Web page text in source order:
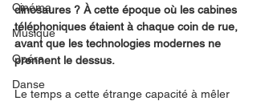
Cinéma
Musique
Opéra
Danse
dinosaures ? À cette époque où les cabines
téléphoniques étaient à chaque coin de rue,
avant que les technologies modernes ne
prennent le dessus.
Le temps a cette étrange capacité à mêler